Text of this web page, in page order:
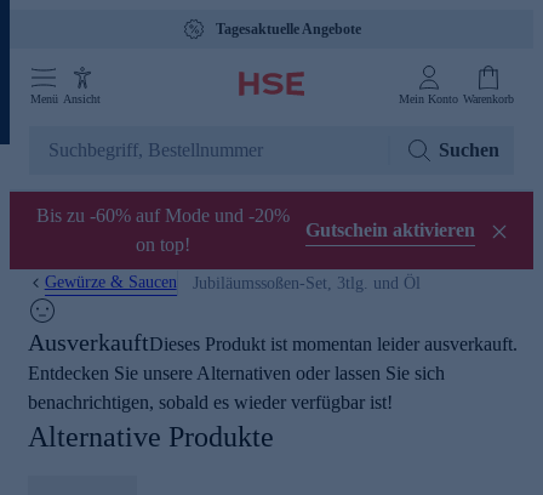
Tagesaktuelle Angebote
Menü Ansicht Mein Konto Warenkorb
Suchen
Bis zu -60% auf Mode und -20%
on top!
Gutschein aktivieren
Gewürze & Saucen Jubiläumssoßen-Set, 3tlg. und Öl
AusverkauftDieses Produkt ist momentan leider ausverkauft.
Entdecken Sie unsere Alternativen oder lassen Sie sich
benachrichtigen, sobald es wieder verfügbar ist!
Alternative Produkte